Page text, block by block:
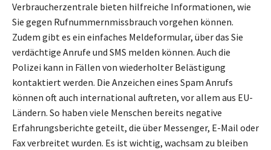
Verbraucherzentrale bieten hilfreiche Informationen, wie
Sie gegen Rufnummernmissbrauch vorgehen können.
Zudem gibt es ein einfaches Meldeformular, über das Sie
verdächtige Anrufe und SMS melden können. Auch die
Polizei kann in Fällen von wiederholter Belästigung
kontaktiert werden. Die Anzeichen eines Spam Anrufs
können oft auch international auftreten, vor allem aus EU-
Ländern. So haben viele Menschen bereits negative
Erfahrungsberichte geteilt, die über Messenger, E-Mail oder
Fax verbreitet wurden. Es ist wichtig, wachsam zu bleiben